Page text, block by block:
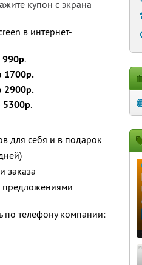
купон с экрана
в интернет-
990р.
1700р.
2900р.
5300р.
для себя и в подарок
заказа
предложениями
по телефону компании: